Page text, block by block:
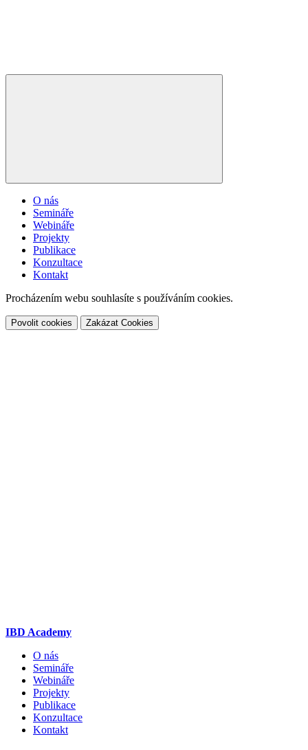
O nás
Semináře
Webináře
Projekty
Publikace
Konzultace
Kontakt
Procházením webu souhlasíte s používáním cookies.
Povolit cookies Zakázat Cookies
IBD Academy
O nás
Semináře
Webináře
Projekty
Publikace
Konzultace
Kontakt